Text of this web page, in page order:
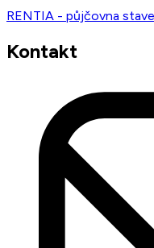
RENTIA - půjčovna
Kontakt